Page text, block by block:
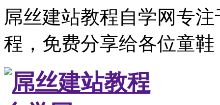
屌丝建站教程自学网专
程，免费分享给各位童